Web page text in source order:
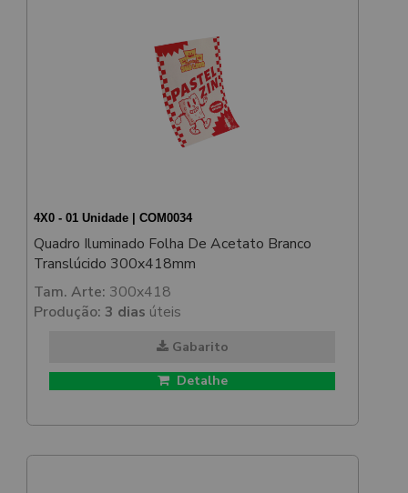
4X0 - 01 Unidade | COM0034
Quadro Iluminado Folha De Acetato Branco
Translúcido 300x418mm
Tam. Arte: 300x418
Produção: 3 dias úteis
Gabarito
Detalhe